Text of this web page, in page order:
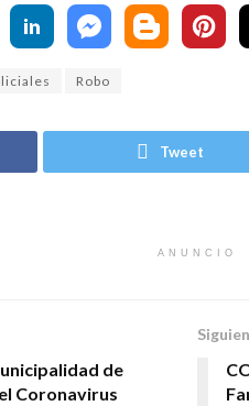
Robo
Tweet
ANUNCIO
de
Coronavirus